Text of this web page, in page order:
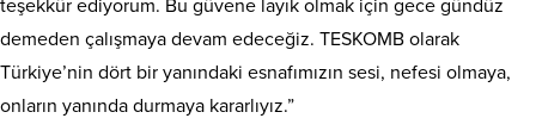
teşekkür ediyorum. Bu güvene layık olmak için gece gündüz
demeden çalışmaya devam edeceğiz. TESKOMB olarak
Türkiye’nin dört bir yanındaki esnafımızın sesi, nefesi olmaya,
onların yanında durmaya kararlıyız.”